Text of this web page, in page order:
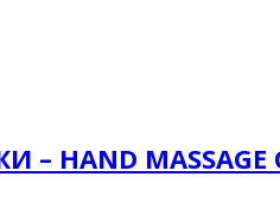
HAND MASSAGE